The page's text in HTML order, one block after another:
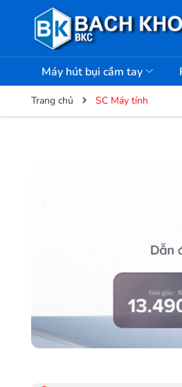
Máy hút bụi cầm tay
Trang chủ SC Máy tính